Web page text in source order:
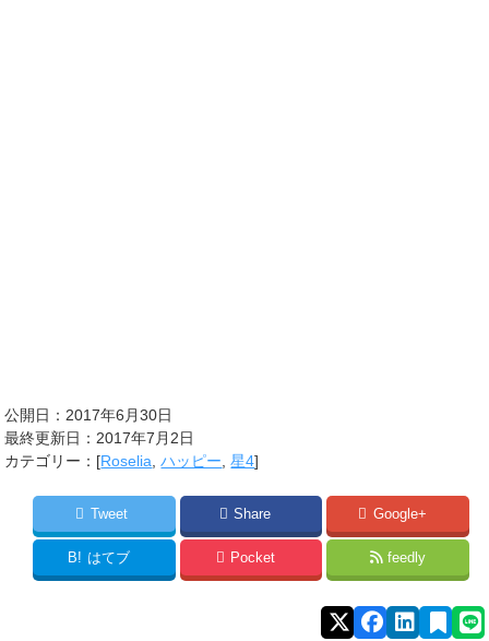
公開日：2017年6月30日
最終更新日：2017年7月2日
カテゴリー：[Roselia ,ハッピー ,星4]
Tweet Share Google+
B! はてブ Pocket feedly